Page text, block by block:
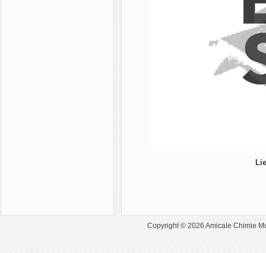
Copyright © 2026Amicale Chimie